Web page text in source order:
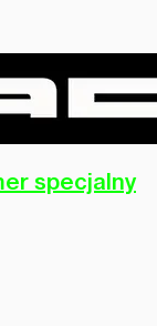
specjalny